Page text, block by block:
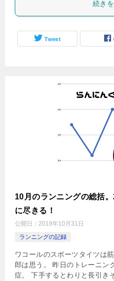
続き
Tweet
10月のランニングの総括
に尽きる！
公開日： 2019年10月31日
ランニングの記録
ワコールのスポーツタイツは
郎は思う。 昨日のトレーニン
症。 下手するとわりと長引き